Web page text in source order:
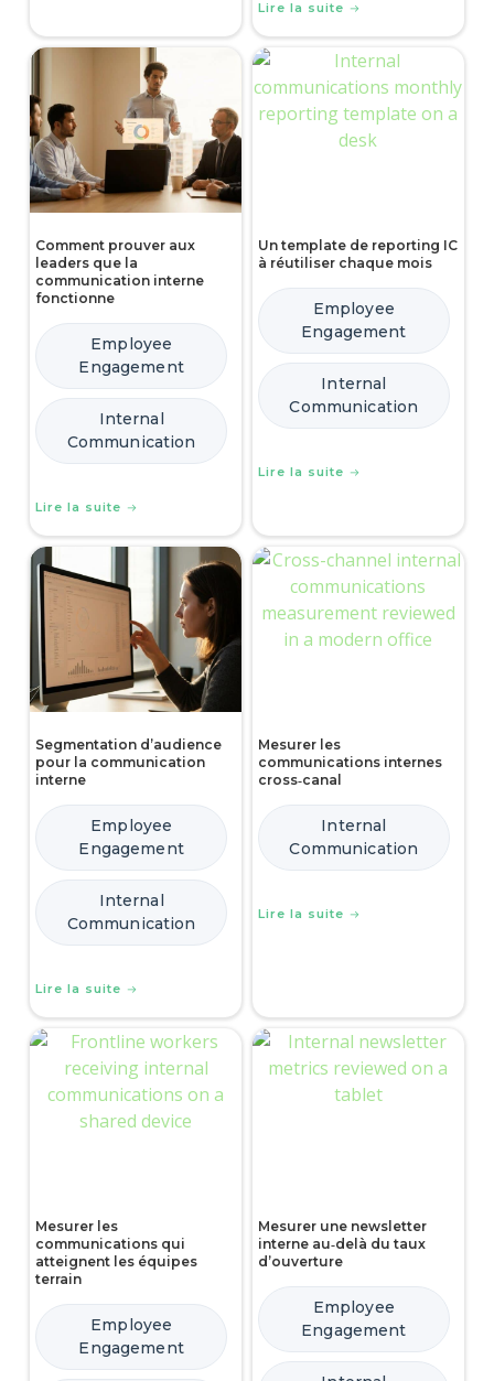
Lire la suite
Comment prouver aux
leaders que la
communication interne
fonctionne
Employee
Engagement
Internal
Communication
Lire la suite
Un template de reporting IC
à réutiliser chaque mois
Employee
Engagement
Internal
Communication
Lire la suite
Segmentation d’audience
pour la communication
interne
Employee
Engagement
Internal
Communication
Lire la suite
Mesurer les
communications internes
cross‑canal
Internal
Communication
Lire la suite
Mesurer les
communications qui
atteignent les équipes
terrain
Employee
Engagement
Mesurer une newsletter
interne au‑delà du taux
d’ouverture
Employee
Engagement